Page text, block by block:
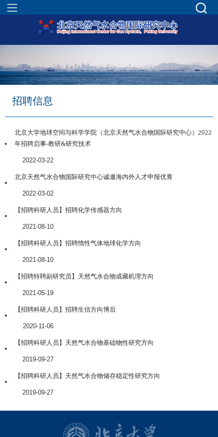
招聘信息
北京大学地球空间与科学学院（北京天然气水合物国际研究中心）2022
年招聘启事-教研&研究技术
2022-03-22
北京天然气水合物国际研究中心诚邀海内外人才申报优青
2022-03-02
【招聘科研人员】招聘化学传感器方向
2021-08-10
【招聘科研人员】招聘惰性气体地球化学方向
2021-08-10
【招聘特聘副研究员】天然气水合物成藏机理方向
2021-05-19
【招聘科研人员】招聘生信方向博后
2020-11-06
【招聘科研人员】天然气水合物基础物性研究方向
2019-09-27
【招聘科研人员】天然气水合物储存稳定性研究方向
2019-09-27